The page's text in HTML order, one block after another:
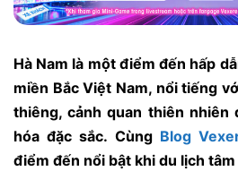
Hà Nam là một điểm đến hấp
miền Bắc Việt Nam, nổi tiếng
thiêng, cảnh quan thiên nhiên
hóa đặc sắc. Cùng Blog
điểm đến nổi bật khi du lịch tâm